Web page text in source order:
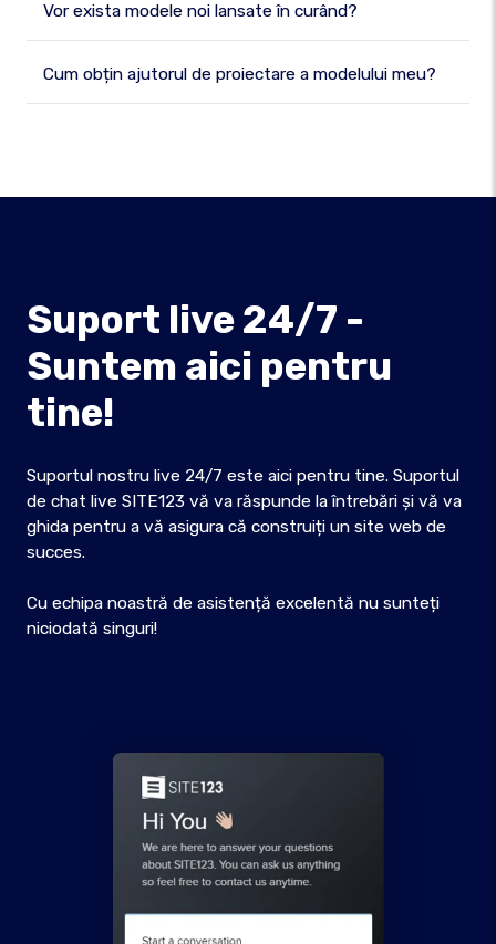
Vor exista modele noi lansate în curând?
Cum obțin ajutorul de proiectare a modelului meu?
Suport live 24/7 -
Suntem aici pentru
tine!
Suportul nostru live 24/7 este aici pentru tine. Suportul
de chat live SITE123 vă va răspunde la întrebări și vă va
ghida pentru a vă asigura că construiți un site web de
succes.
Cu echipa noastră de asistență excelentă nu sunteți
niciodată singuri!